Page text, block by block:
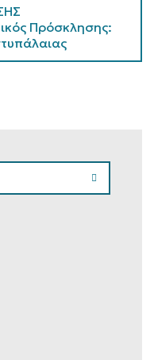
Πρόσκλησης: